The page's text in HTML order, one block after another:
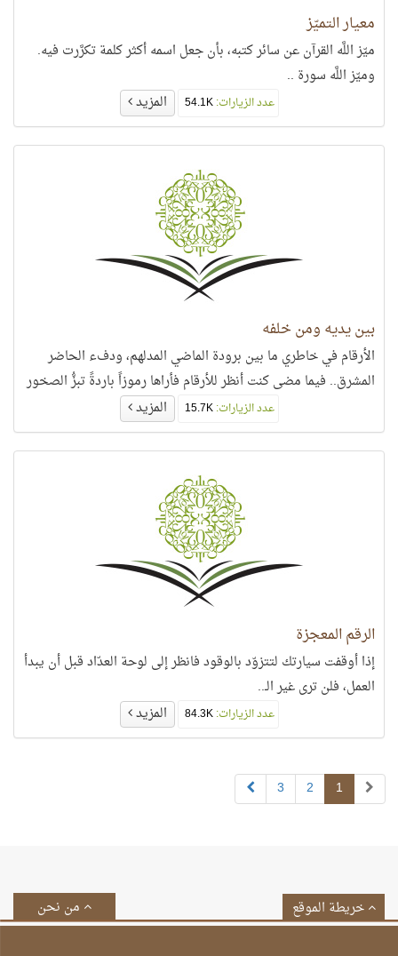
معيار التميّز
ميّز اللَّه القرآن عن سائر كتبه، بأن جعل اسمه أكثر كلمة تكرَّرت فيه.
وميّز اللَّه سورة ..
عدد الزيارات:54.1K المزيد
بين يديه ومن خلفه
الأرقام في خاطري ما بين برودة الماضي المدلهم، ودفء الحاضر
المشرق.. فيما مضى كنت أنظر للأرقام فأراها رموزاً باردةً تبزُّ الصخور
عدد الزيارات:15.7K المزيد
الرقم المعجزة
إذا أوقفت سيارتك لتتزوّد بالوقود فانظر إلى لوحة العدّاد قبل أن يبدأ
العمل، فلن ترى غير الـ..
عدد الزيارات:84.3K المزيد
1
2
3
من نحن خريطة الموقع